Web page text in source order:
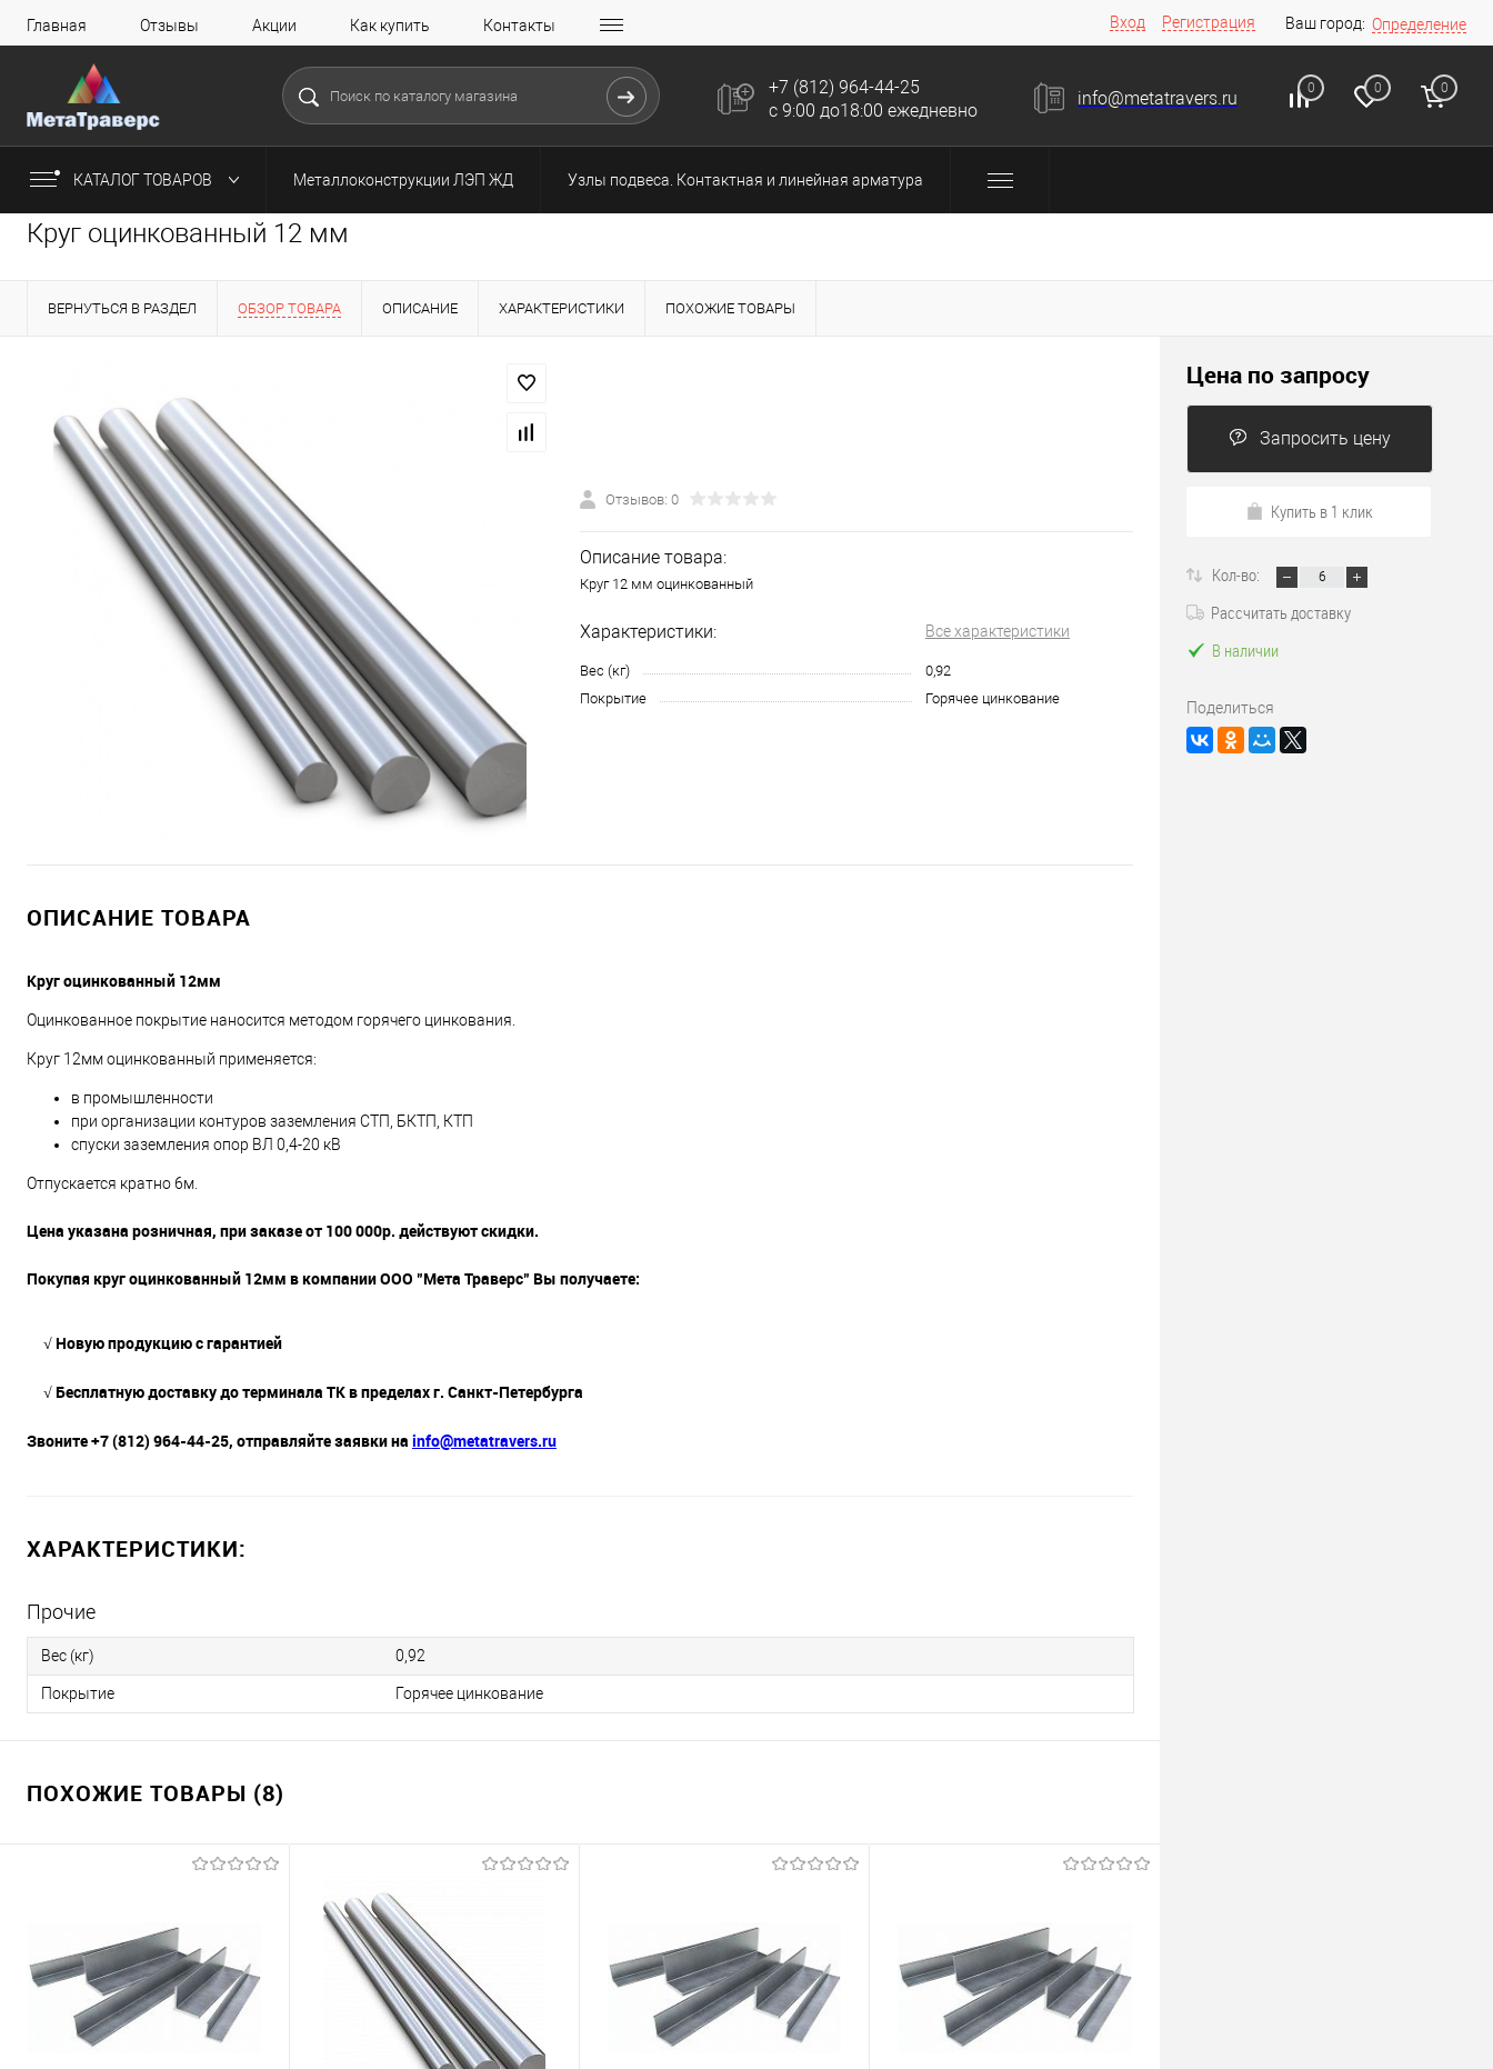
Главная Отзывы Акции Как купить Контакты Вход Регистрация Ваш город: Определение
+7 (812) 964-44-25
с 9:00 до18:00 ежедневно
info@metatravers.ru 0 0 0
КАТАЛОГ ТОВАРОВ Металлоконструкции ЛЭП ЖД Узлы подвеса. Контактная и линейная арматура
Круг оцинкованный 12 мм
ВЕРНУТЬСЯ В РАЗДЕЛ ОБЗОР ТОВАРА ОПИСАНИЕ ХАРАКТЕРИСТИКИ ПОХОЖИЕ ТОВАРЫ
Отзывов: 0
Описание товара:
Круг 12 мм оцинкованный
Характеристики: Все характеристики
Вес (кг)
0,92
Покрытие
Горячее цинкование
ОПИСАНИЕ ТОВАРА
Круг оцинкованный 12мм
Оцинкованное покрытие наносится методом горячего цинкования.
Круг 12мм оцинкованный применяется:
в промышленности
при организации контуров заземления СТП, БКТП, КТП
спуски заземления опор ВЛ 0,4-20 кВ
Отпускается кратно 6м.
Цена указана розничная, при заказе от 100 000р. действуют скидки.
Покупая круг оцинкованный 12мм в компании ООО "Мета Траверс" Вы получаете:
√ Новую продукцию с гарантией
√ Бесплатную доставку до терминала ТК в пределах г. Санкт-Петербурга
Звоните +7 (812) 964-44-25, отправляйте заявки на info@metatravers.ru
ХАРАКТЕРИСТИКИ:
Прочие
Вес (кг) 0,92
Покрытие Горячее цинкование
ПОХОЖИЕ ТОВАРЫ (8)
Цена по запросу
Запросить цену
Купить в 1 клик
Кол-во:
Рассчитать доставку
В наличии
Поделиться